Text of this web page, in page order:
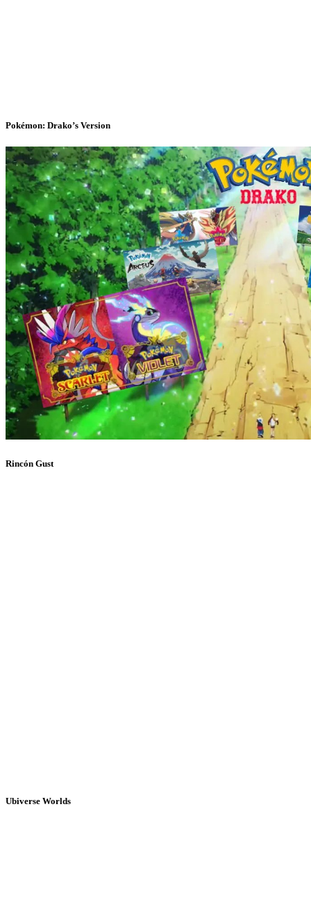
Pokémon: Drako’s Version
Rincón Gust
Ubiverse Worlds